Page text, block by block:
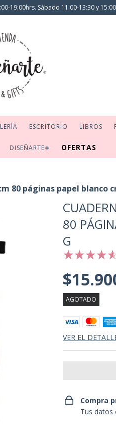
19:00hrs. Sábado 11:00-13:30 y
ESCRITORIO LIBROS
DISEÑARTE➕ OFERTAS
80 páginas papel blanco
80
G
AGOTADO
VER EL
Compra
Tus datos